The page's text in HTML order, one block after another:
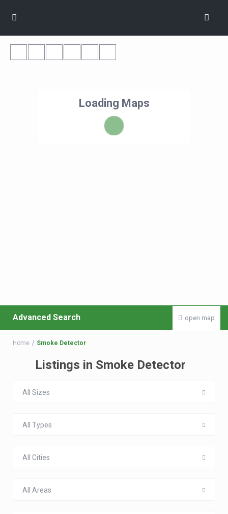
Loading Maps
open map
Advanced Search
Home Smoke Detector
Listings in Smoke Detector
All Sizes
All Types
All Cities
All Areas